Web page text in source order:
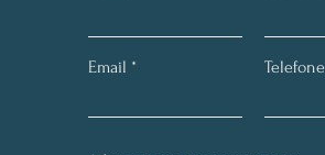
Email Telefone